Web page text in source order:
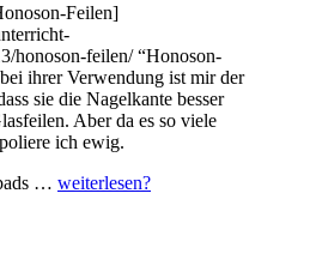
Feilen]
honoson-feilen/ “Honoson-
ihrer Verwendung ist mir der
sie die Nagelkante besser
Aber da es so viele
ich ewig.
… weiterlesen?